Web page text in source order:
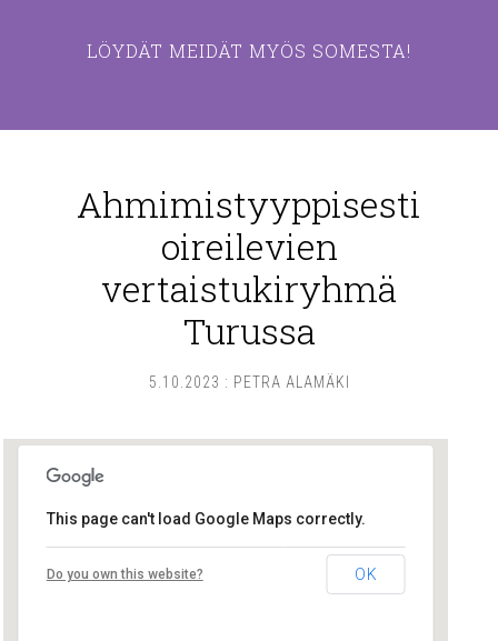
LÖYDÄT MEIDÄT MYÖS SOMESTA!
Ahmimistyyppisesti
oireilevien
vertaistukiryhmä
Turussa
5.10.2023 : PETRA ALAMÄKI
Lounais-Suomen – SYLI ry
Maariankatu 8 D 104 - Turku
This page can't load Google Maps correctly.
Do you own this website? OK